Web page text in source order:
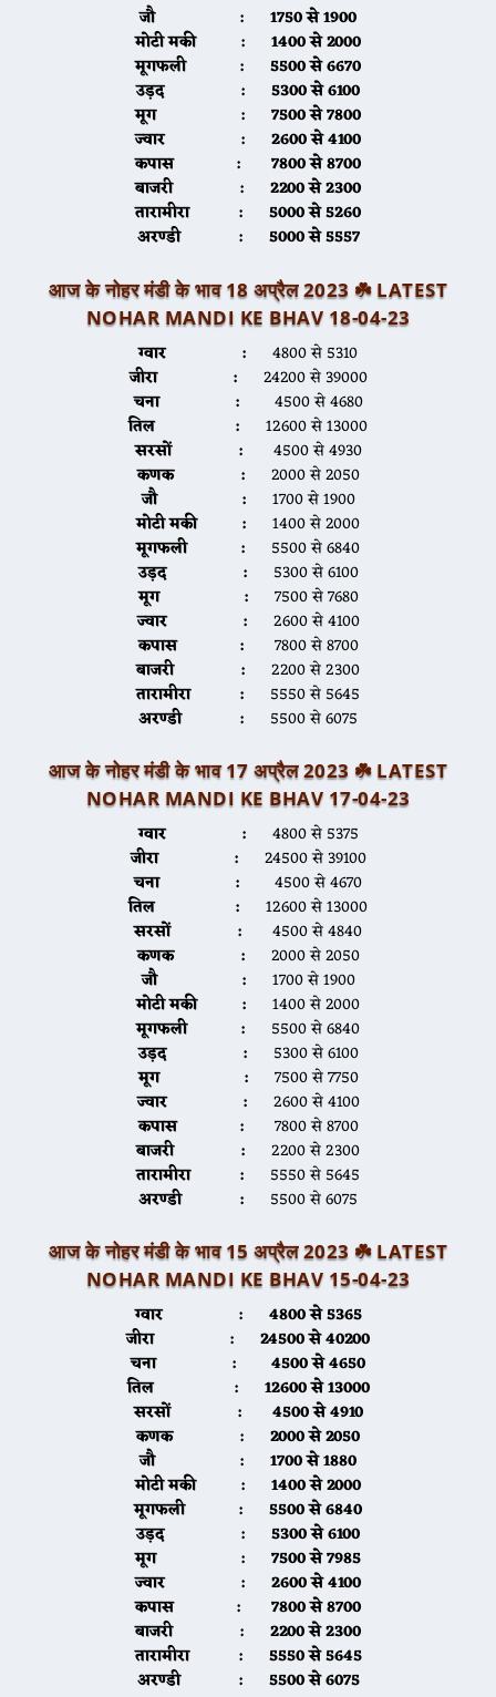
जौ :
1750 से 1900
मोटी मकी :
1400 से 2000
मूगफली :
5500 से 6670
उड़द :
5300 से 6100
मूग :
7500 से 7800
ज्वार :
2600 से 4100
कपास :
7800 से 8700
बाजरी :
2200 से 2300
तारामीरा :
5000 से 5260
अरण्डी : 5000 से 5557
आज के नोहर मंडी के भाव 18 अप्रैल 2023 ☘️ LATEST
NOHAR MANDI KE BHAV 18-04-23
ग्वार :
4800 से 5310
जीरा :
24200 से 39000
चना : 4500 से 4680
तिल :
12600 से 13000
सरसों :
4500 से 4930
कणक :
2000 से 2050
जौ :
1700 से 1900
मोटी मकी :
1400 से 2000
मूगफली :
5500 से 6840
उड़द :
5300 से 6100
मूग :
7500 से 7680
ज्वार :
2600 से 4100
कपास :
7800 से 8700
बाजरी :
2200 से 2300
तारामीरा :
5550 से 5645
अरण्डी : 5500 से 6075
आज के नोहर मंडी के भाव 17 अप्रैल 2023 ☘️ LATEST
NOHAR MANDI KE BHAV 17-04-23
ग्वार :
4800 से 5375
जीरा :
24500 से 39100
चना : 4500 से 4670
तिल :
12600 से 13000
सरसों :
4500 से 4840
कणक :
2000 से 2050
जौ :
1700 से 1900
मोटी मकी :
1400 से 2000
मूगफली :
5500 से 6840
उड़द :
5300 से 6100
मूग :
7500 से 7750
ज्वार :
2600 से 4100
कपास :
7800 से 8700
बाजरी :
2200 से 2300
तारामीरा :
5550 से 5645
अरण्डी : 5500 से 6075
आज के नोहर मंडी के भाव 15 अप्रैल 2023 ☘️ LATEST
NOHAR MANDI KE BHAV 15-04-23
ग्वार :
4800 से 5365
जीरा :
24500 से 40200
चना : 4500 से 4650
तिल :
12600 से 13000
सरसों :
4500 से 4910
कणक :
2000 से 2050
जौ :
1700 से 1880
मोटी मकी :
1400 से 2000
मूगफली :
5500 से 6840
उड़द :
5300 से 6100
मूग :
7500 से 7985
ज्वार :
2600 से 4100
कपास :
7800 से 8700
बाजरी :
2200 से 2300
तारामीरा :
5550 से 5645
अरण्डी : 5500 से 6075